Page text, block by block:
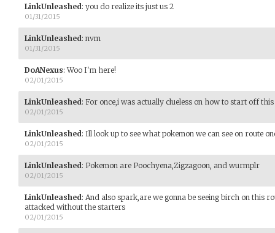
LinkUnleashed : you do realize its just us 2
01/31/2015
LinkUnleashed : nvm
01/31/2015
DoANexus:Woo I'm here!
02/01/2015
LinkUnleashed : For once,i was actually clueless on how to start off
02/01/2015
LinkUnleashed : Ill look up to see what pokemon we can see on route
02/01/2015
LinkUnleashed : Pokemon are Poochyena,Zigzagoon, and wurmplr
02/01/2015
LinkUnleashed : And also spark,are we gonna be seeing birch on this
attacked without the starters
02/01/2015